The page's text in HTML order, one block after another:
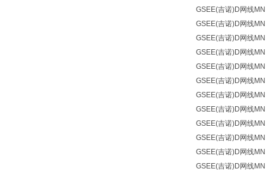
GSEE(吉诺)D网线
GSEE(吉诺)D网线
GSEE(吉诺)D网线
GSEE(吉诺)D网线
GSEE(吉诺)D网线
GSEE(吉诺)D网线
GSEE(吉诺)D网线
GSEE(吉诺)D网线
GSEE(吉诺)D网线
GSEE(吉诺)D网线
GSEE(吉诺)D网线
GSEE(吉诺)D网线